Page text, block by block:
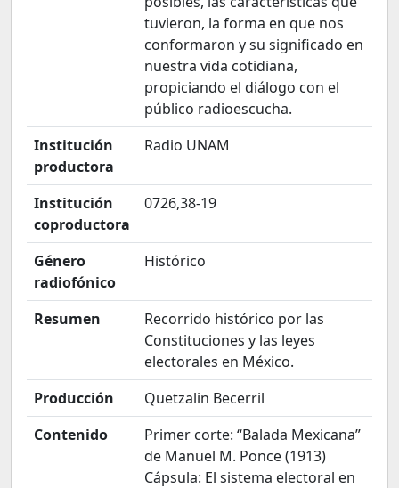
tuvieron, la forma en que nos
conformaron y su significado en
nuestra vida cotidiana,
propiciando el diálogo con el
público radioescucha.
Institución
productora
Radio UNAM
Institución
coproductora
0726,38-19
Género
radiofónico
Histórico
Resumen
Recorrido histórico por las
Constituciones y las leyes
electorales en México.
Producción
Quetzalin Becerril
Contenido
Primer corte: “Balada Mexicana”
de Manuel M. Ponce (1913)
Cápsula: El sistema electoral en